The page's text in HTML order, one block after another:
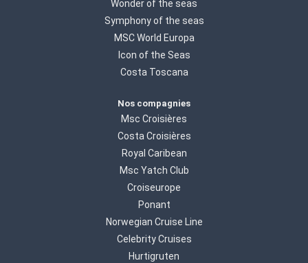
Wonder of the seas
Symphony of the seas
MSC World Europa
Icon of the Seas
Costa Toscana
Nos compagnies
Msc Croisières
Costa Croisières
Royal Caribean
Msc Yatch Club
Croiseurope
Ponant
Norwegian Cruise Line
Celebrity Cruises
Hurtigruten